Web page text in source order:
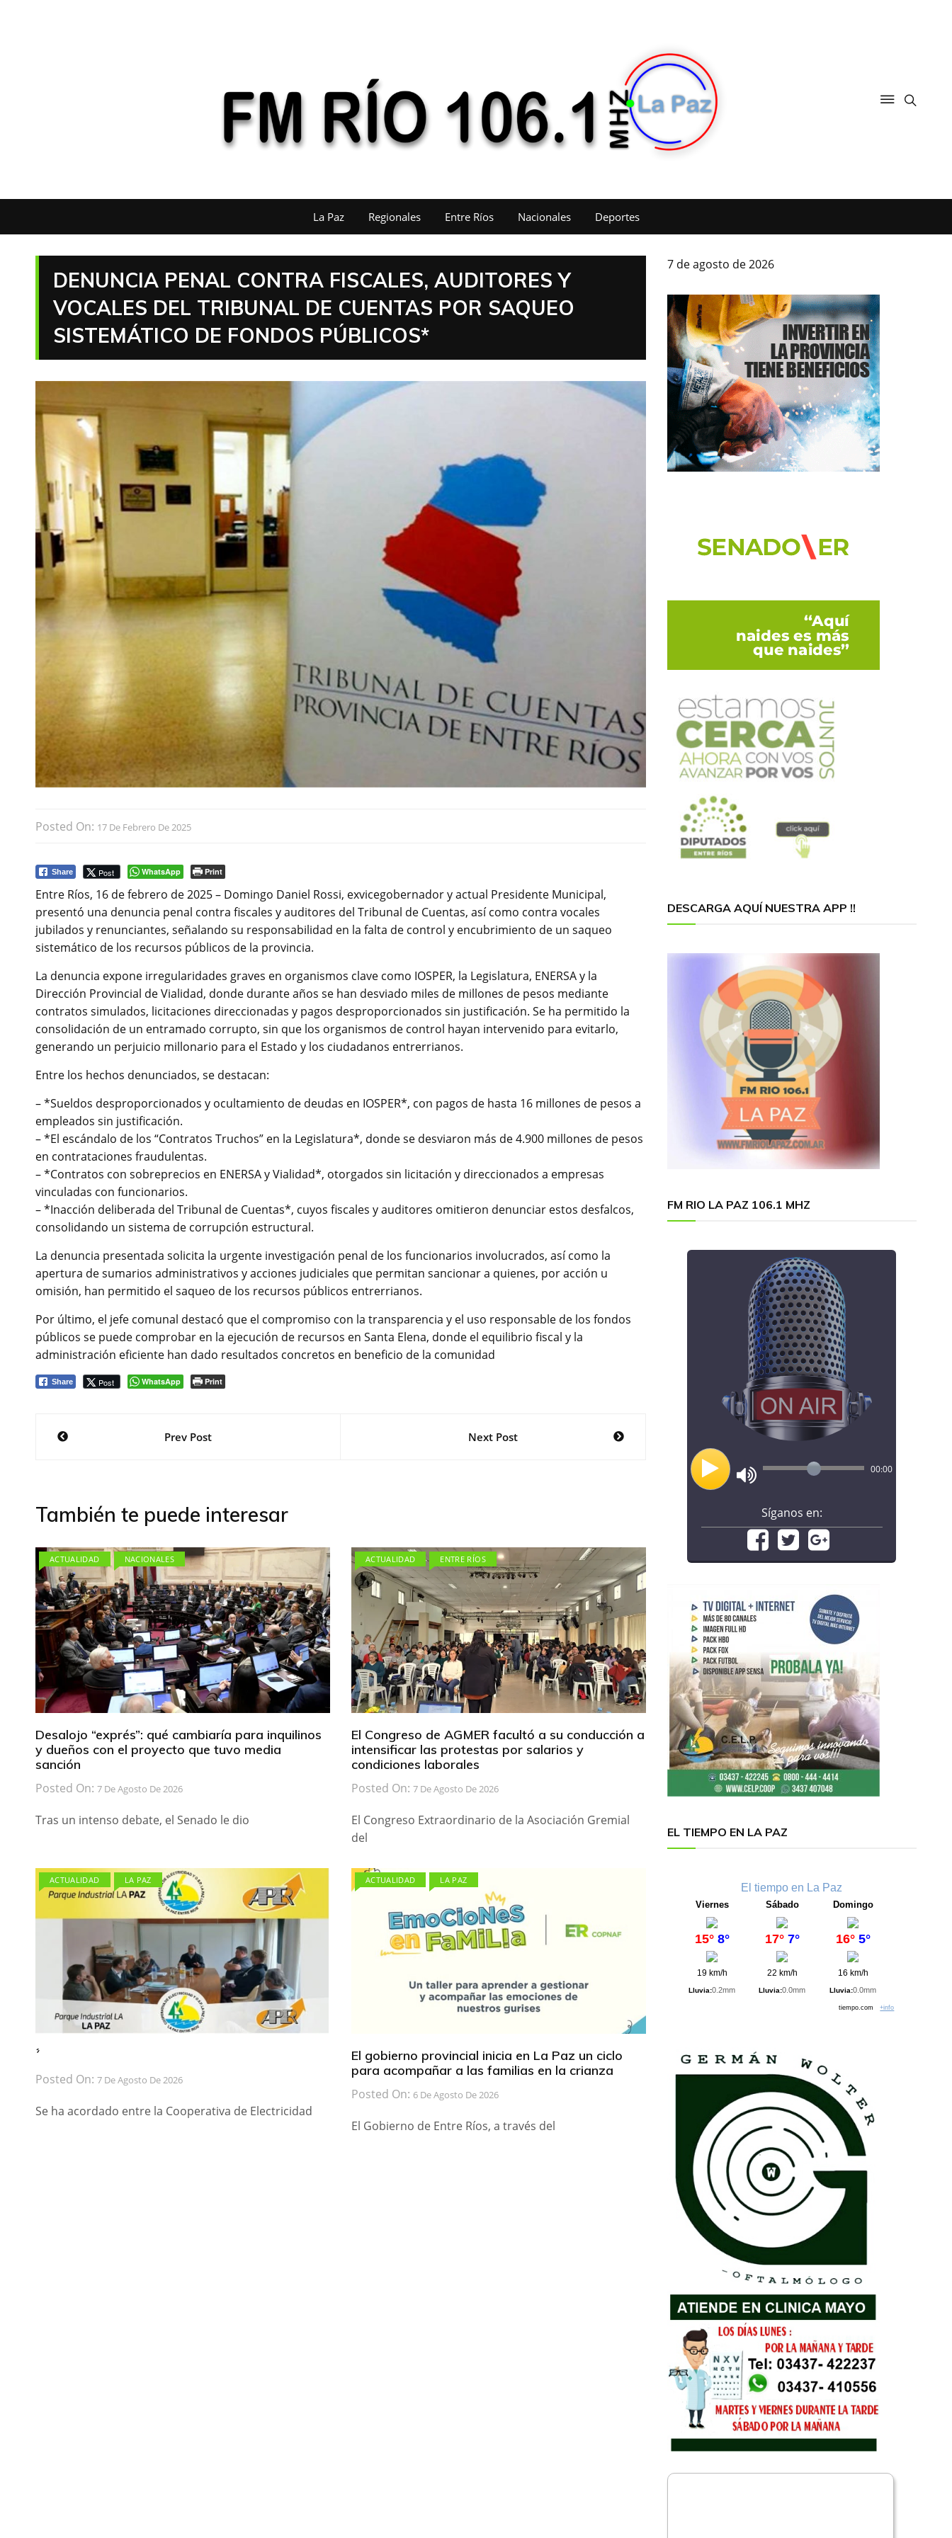
La Paz Regionales Entre Ríos Nacionales Deportes
DENUNCIA PENAL CONTRA FISCALES, AUDITORES Y
VOCALES DEL TRIBUNAL DE CUENTAS POR SAQUEO
SISTEMÁTICO DE FONDOS PÚBLICOS*
Posted On: 17 De Febrero De 2025
Share Post WhatsApp Print
Entre Ríos, 16 de febrero de 2025 – Domingo Daniel Rossi, exvicegobernador y actual Presidente Municipal,
presentó una denuncia penal contra fiscales y auditores del Tribunal de Cuentas, así como contra vocales
jubilados y renunciantes, señalando su responsabilidad en la falta de control y encubrimiento de un saqueo
sistemático de los recursos públicos de la provincia.
La denuncia expone irregularidades graves en organismos clave como IOSPER, la Legislatura, ENERSA y la
Dirección Provincial de Vialidad, donde durante años se han desviado miles de millones de pesos mediante
contratos simulados, licitaciones direccionadas y pagos desproporcionados sin justificación. Se ha permitido la
consolidación de un entramado corrupto, sin que los organismos de control hayan intervenido para evitarlo,
generando un perjuicio millonario para el Estado y los ciudadanos entrerrianos.
Entre los hechos denunciados, se destacan:
– *Sueldos desproporcionados y ocultamiento de deudas en IOSPER*, con pagos de hasta 16 millones de pesos a
empleados sin justificación.
– *El escándalo de los “Contratos Truchos” en la Legislatura*, donde se desviaron más de 4.900 millones de pesos
en contrataciones fraudulentas.
– *Contratos con sobreprecios en ENERSA y Vialidad*, otorgados sin licitación y direccionados a empresas
vinculadas con funcionarios.
– *Inacción deliberada del Tribunal de Cuentas*, cuyos fiscales y auditores omitieron denunciar estos desfalcos,
consolidando un sistema de corrupción estructural.
La denuncia presentada solicita la urgente investigación penal de los funcionarios involucrados, así como la
apertura de sumarios administrativos y acciones judiciales que permitan sancionar a quienes, por acción u
omisión, han permitido el saqueo de los recursos públicos entrerrianos.
Por último, el jefe comunal destacó que el compromiso con la transparencia y el uso responsable de los fondos
públicos se puede comprobar en la ejecución de recursos en Santa Elena, donde el equilibrio fiscal y la
administración eficiente han dado resultados concretos en beneficio de la comunidad
Share Post WhatsApp Print
NavegaciónPrev Post Next Post
También te puede interesar
ACTUALIDAD NACIONALES
Desalojo “exprés”: qué cambiaría para inquilinos
y dueños con el proyecto que tuvo media
sanción
Posted On: 7 De Agosto De 2026
Tras un intenso debate, el Senado le dio
ACTUALIDAD ENTRE RÍOS
El Congreso de AGMER facultó a su conducción a
intensificar las protestas por salarios y
condiciones laborales
Posted On: 7 De Agosto De 2026
El Congreso Extraordinario de la Asociación Gremial
del
ACTUALIDAD LA PAZ
́ ́
Posted On: 7 De Agosto De 2026
Se ha acordado entre la Cooperativa de Electricidad
ACTUALIDAD LA PAZ
El gobierno provincial inicia en La Paz un ciclo
para acompañar a las familias en la crianza
Posted On: 6 De Agosto De 2026
El Gobierno de Entre Ríos, a través del
7 de agosto de 2026
DESCARGA AQUÍ NUESTRA APP !!
FM RIO LA PAZ 106.1 MHZ
00:00
Síganos en:
EL TIEMPO EN LA PAZ
El tiempo en La Paz
Viernes
15° 8°
19 km/h
Lluvia:0.2mm
Sábado
17° 7°
22 km/h
Lluvia:0.0mm
Domingo
16° 5°
16 km/h
Lluvia:0.0mm
tiempo.com+info